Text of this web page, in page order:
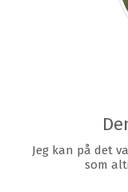
Jeg kan på det
som